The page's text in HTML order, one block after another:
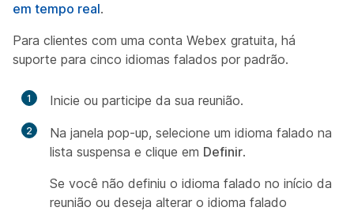
em tempo real.
Para clientes com uma conta Webex gratuita, há
suporte para cinco idiomas falados por padrão.
1 Inicie ou participe da sua reunião.
2
Na janela pop-up, selecione um idioma falado na
lista suspensa e clique em Definir.
Se você não definiu o idioma falado no início da
reunião ou deseja alterar o idioma falado